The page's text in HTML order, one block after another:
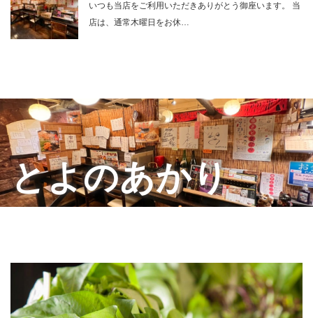
いつも当店をご利用いただきありがとう御座います。 当
店は、通常木曜日をお休…
とよのあかり
コース